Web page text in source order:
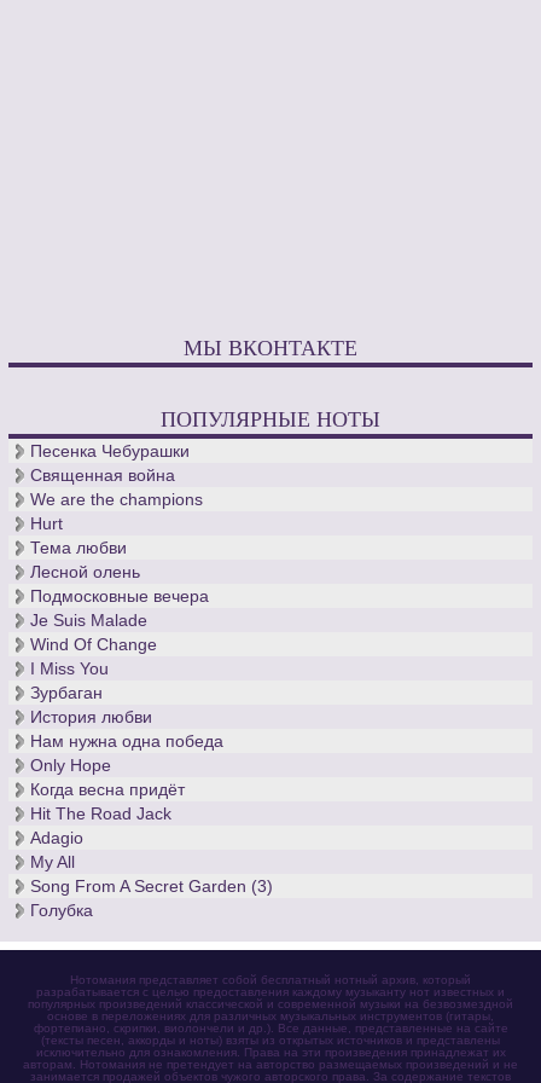
МЫ ВКОНТАКТЕ
ПОПУЛЯРНЫЕ НОТЫ
Песенка Чебурашки
Священная война
We are the champions
Hurt
Тема любви
Лесной олень
Подмосковные вечера
Je Suis Malade
Wind Of Change
I Miss You
Зурбаган
История любви
Нам нужна одна победа
Only Hope
Когда весна придёт
Hit The Road Jack
Adagio
My All
Song From A Secret Garden (3)
Голубка
Нотомания представляет собой бесплатный нотный архив, который
разрабатывается с целью предоставления каждому музыканту нот известных и
популярных произведений классической и современной музыки на безвозмездной
основе в переложениях для различных музыкальных инструментов (гитары,
фортепиано, скрипки, виолончели и др.). Все данные, представленные на сайте
(тексты песен, аккорды и ноты) взяты из открытых источников и представлены
исключительно для ознакомления. Права на эти произведения принадлежат их
авторам. Нотомания не претендует на авторство размещаемых произведений и не
занимается продажей объектов чужого авторского права. За содержание текстов